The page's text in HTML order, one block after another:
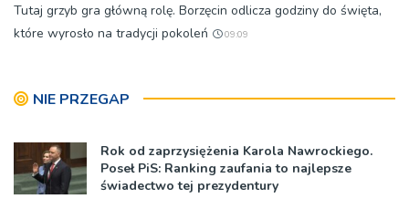
Tutaj grzyb gra główną rolę. Borzęcin odlicza godziny do święta,
które wyrosło na tradycji pokoleń
09:09
NIE PRZEGAP
Rok od zaprzysiężenia Karola Nawrockiego.
Poseł PiS: Ranking zaufania to najlepsze
świadectwo tej prezydentury